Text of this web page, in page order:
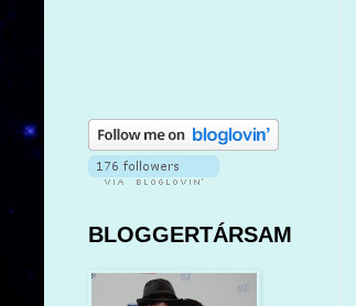
BLOGGERTÁRSAM